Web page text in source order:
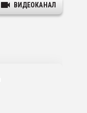
ВИДЕОКАНАЛ